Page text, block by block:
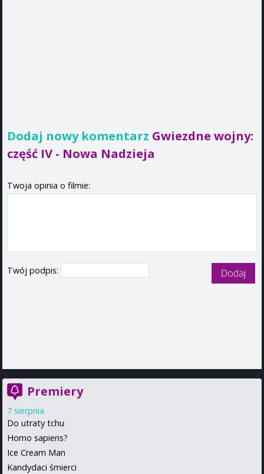
Dodaj nowy komentarz Gwiezdne wojny:
część IV - Nowa Nadzieja
Twoja opinia o filmie:
Twój podpis:
Premiery
7 sierpnia
Do utraty tchu
Homo sapiens?
Ice Cream Man
Kandydaci śmierci